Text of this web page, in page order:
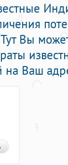
Вы
на Ваш